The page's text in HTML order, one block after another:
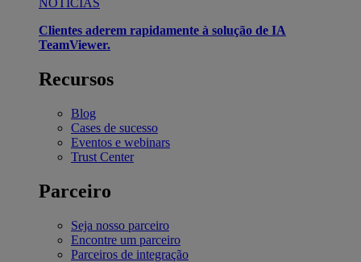
NOTÍCIAS
Clientes aderem rapidamente à solução de IA
TeamViewer.
Recursos
Blog
Cases de sucesso
Eventos e webinars
Trust Center
Parceiro
Seja nosso parceiro
Encontre um parceiro
Parceiros de integração